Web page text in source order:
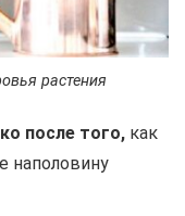
растения
после того, как
наполовину